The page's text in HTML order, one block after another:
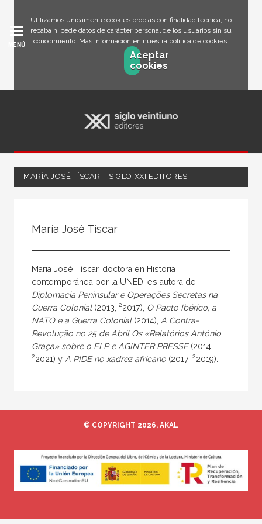
Utilizamos únicamente cookies propias con finalidad técnica, no
recaba ni cede datos de carácter personal de los usuarios sin su
conocimiento. Más información en nuestra política de cookies.
Aceptar
cookies
MENÚ
MARÍA JOSÉ TÍSCAR – SIGLO XXI EDITORES
María José Tíscar
Maria José Tíscar, doctora en Historia
contemporánea por la UNED, es autora de
Diplomacia Peninsular e Operações Secretas na
Guerra Colonial(2013, 22017), O Pacto Ibérico, a
NATO e a Guerra Colonial(2014), A Contra-
Revolução no 25 de Abril Os «Relatórios António
Graça» sobre o ELP e AGINTER PRESSE(2014,
22021) y A PIDE no xadrez africano (2017, 22019).
© COPYRIGHT 2026, AKAL